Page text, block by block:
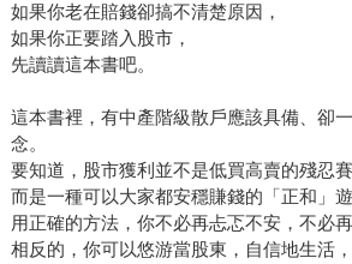
如果你老在賠錢卻搞不清楚原因，
如果你正要踏入股市，
先讀讀這本書吧。
這本書裡，有中產階級散戶應該具備、卻
念。
要知道，股市獲利並不是低買高賣的殘忍賽
而是一種可以大家都安穩賺錢的「正和」遊
用正確的方法，你不必再忐忑不安，不必
相反的，你可以悠游當股東，自信地生活